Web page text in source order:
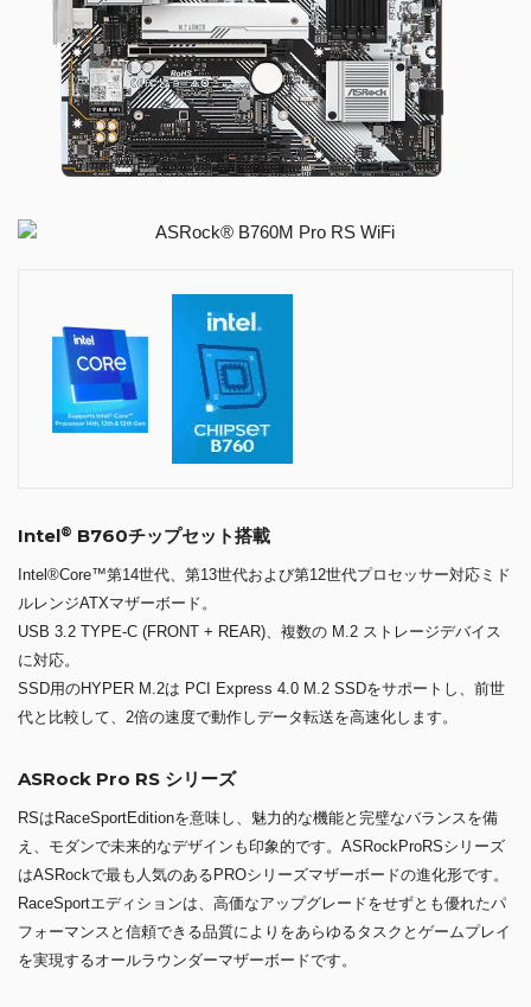
Intel® B760チップセット搭載
Intel®Core™第14世代、第13世代および第12世代プロセッサー対応ミド
ルレンジATXマザーボード。
USB 3.2 TYPE-C (FRONT + REAR)、複数の M.2 ストレージデバイス
に対応。
SSD用のHYPER M.2は PCI Express 4.0 M.2 SSDをサポートし、前世
代と比較して、2倍の速度で動作しデータ転送を高速化します。
ASRock Pro RS シリーズ
RSはRaceSportEditionを意味し、魅力的な機能と完璧なバランスを備
え、モダンで未来的なデザインも印象的です。ASRockProRSシリーズ
はASRockで最も人気のあるPROシリーズマザーボードの進化形です。
RaceSportエディションは、高価なアップグレードをせずとも優れたパ
フォーマンスと信頼できる品質によりをあらゆるタスクとゲームプレイ
を実現するオールラウンダーマザーボードです。